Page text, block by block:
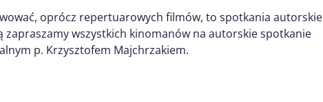
oprócz repertuarowych filmów, to spotkania autorskie
zapraszamy wszystkich kinomanów na autorskie spotkanie
p. Krzysztofem Majchrzakiem.